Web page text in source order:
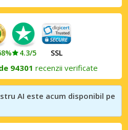
4.3/5 SSL
94301 recenzii verificate
AI este acum disponibil pe